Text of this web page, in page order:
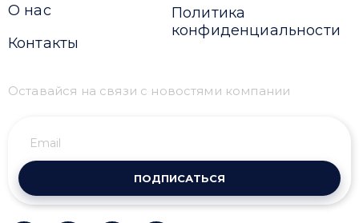
О нас
Контакты
Политика
конфиденциальности
Оставайся на связи с новостями компании
ПОДПИСАТЬСЯ